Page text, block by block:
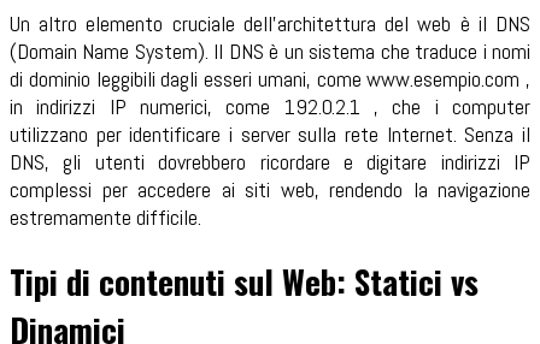
Un altro elemento cruciale dell'architettura del web è il DNS
(Domain Name System). Il DNS è un sistema che traduce i nomi
di dominio leggibili dagli esseri umani, come www.esempio.com ,
in indirizzi IP numerici, come 192.0.2.1 , che i computer
utilizzano per identificare i server sulla rete Internet. Senza il
DNS, gli utenti dovrebbero ricordare e digitare indirizzi IP
complessi per accedere ai siti web, rendendo la navigazione
estremamente difficile.
Tipi di contenuti sul Web: Statici vs
Dinamici